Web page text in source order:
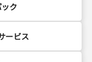
ク
ービス